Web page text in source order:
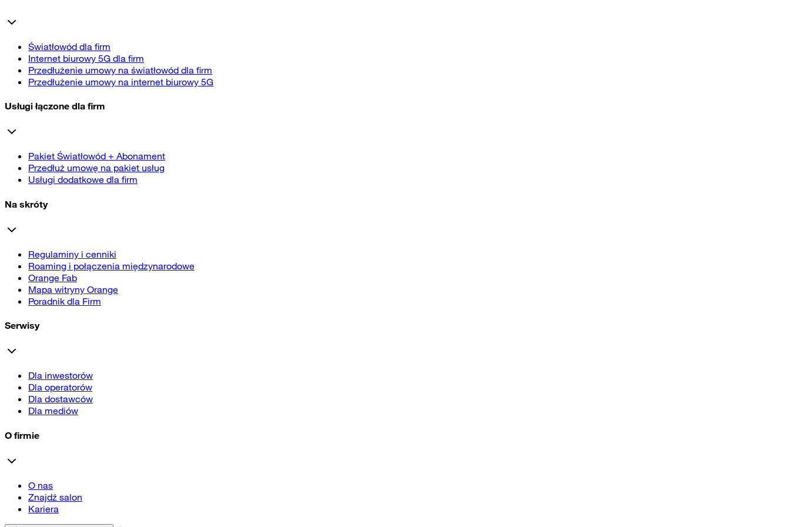
Światłowód dla firm
Internet biurowy 5G dla firm
Przedłużenie umowy na światłowód dla firm
Przedłużenie umowy na internet biurowy 5G
Usługi łączone dla firm
Pakiet Światłowód + Abonament
Przedłuż umowę na pakiet usług
Usługi dodatkowe dla firm
Na skróty
Regulaminy i cenniki
Roaming i połączenia międzynarodowe
Orange Fab
Mapa witryny Orange
Poradnik dla Firm
Serwisy
Dla inwestorów
Dla operatorów
Dla dostawców
Dla mediów
O firmie
O nas
Znajdź salon
Kariera